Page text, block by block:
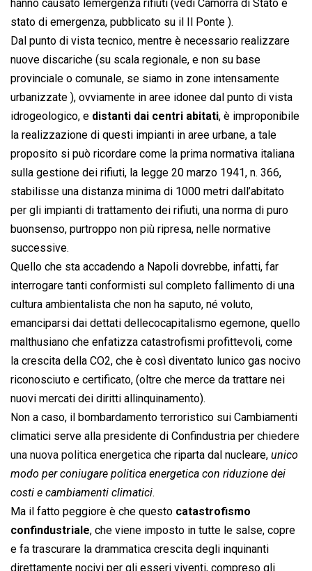
hanno causato lemergenza rifiuti (vedi Camorra di Stato e
stato di emergenza, pubblicato su il Il Ponte ).
Dal punto di vista tecnico, mentre è necessario realizzare
nuove discariche (su scala regionale, e non su base
provinciale o comunale, se siamo in zone intensamente
urbanizzate ), ovviamente in aree idonee dal punto di vista
idrogeologico, e distanti dai centri abitati, è improponibile
la realizzazione di questi impianti in aree urbane, a tale
proposito si può ricordare come la prima normativa italiana
sulla gestione dei rifiuti, la legge 20 marzo 1941, n. 366,
stabilisse una distanza minima di 1000 metri dall’abitato
per gli impianti di trattamento dei rifiuti, una norma di puro
buonsenso, purtroppo non più ripresa, nelle normative
successive.
Quello che sta accadendo a Napoli dovrebbe, infatti, far
interrogare tanti conformisti sul completo fallimento di una
cultura ambientalista che non ha saputo, né voluto,
emanciparsi dai dettati dellecocapitalismo egemone, quello
malthusiano che enfatizza catastrofismi profittevoli, come
la crescita della CO2, che è così diventato lunico gas nocivo
riconosciuto e certificato, (oltre che merce da trattare nei
nuovi mercati dei diritti allinquinamento).
Non a caso, il bombardamento terroristico sui Cambiamenti
climatici serve alla presidente di Confindustria per chiedere
una nuova politica energetica che riparta dal nucleare,  unico
modo per coniugare politica energetica con riduzione dei
costi e cambiamenti climatici.
Ma il fatto peggiore è che questo catastrofismo
confindustriale, che viene imposto in tutte le salse, copre
e fa trascurare la drammatica crescita degli inquinanti
direttamente nocivi per gli esseri viventi, compreso gli